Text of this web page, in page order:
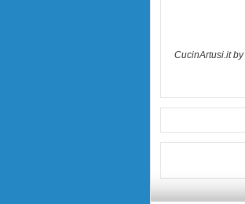
CucinArtusi.itby